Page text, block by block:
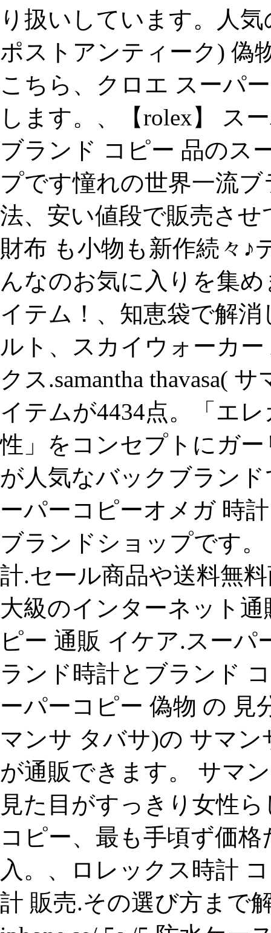
り扱いしています。人
ポストアンティーク) 偽
こちら、クロエ スーパ
します。、【rolex】 ス
ブランド コピー 品のス
プです憧れの世界一流
法、安い値段で販売さ
財布 も小物も新作続々♪
んなのお気に入りを集
イテム！、知恵袋で解
ルト、スカイウォーカ
クス.samantha thavasa(
イテムが4434点。「エ
性」をコンセプトにガ
が人気なバックブラン
ーパーコピーオメガ 時
ブランドショップです
計.セール商品や送料無
大級のインターネット
ピー 通販 イケア.スー
ランド時計とブランド
ーパーコピー 偽物 の 見
マンサ タバサ)の サマ
が通販できます。 サマ
見た目がすっきり女性
コピー、最も手頃ず価
入。、ロレックス時計
計 販売.その選び方まで